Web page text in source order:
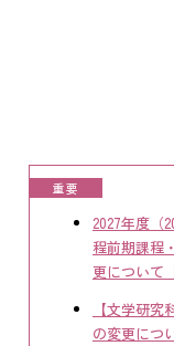
重要
2027年度（
程前期課程
更について
【文学研
の変更につ